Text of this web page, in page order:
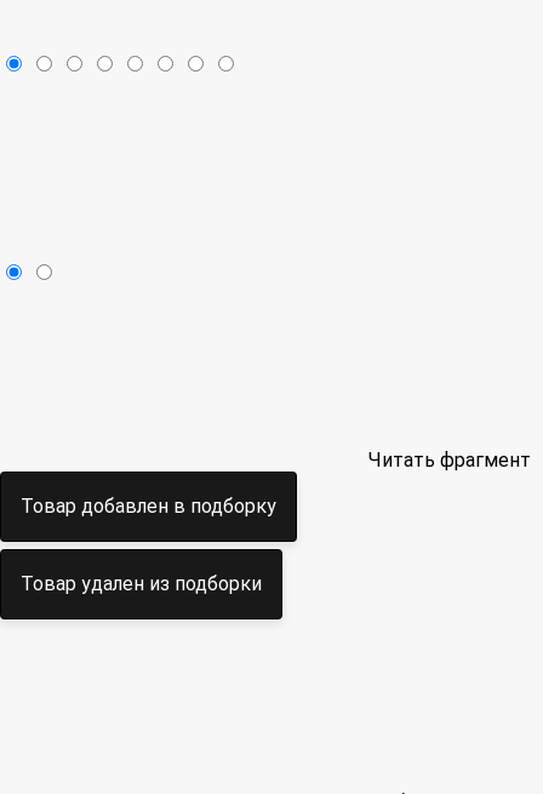
Читать фрагмент
Товар добавлен в подборку
Товар удален из подборки